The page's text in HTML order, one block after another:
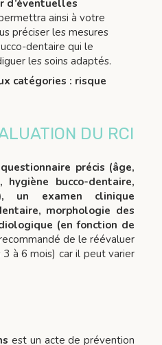
d’éventuelles
ainsi à votre
préciser les mesures
dentaire qui le
les soins adaptés.
catégories : risque
DU RCI
précis (âge,
hygiène bucco-dentaire,
un examen clinique
morphologie des
(en fonction de
de le réévaluer
à 6 mois) car il peut varier
est un acte de prévention